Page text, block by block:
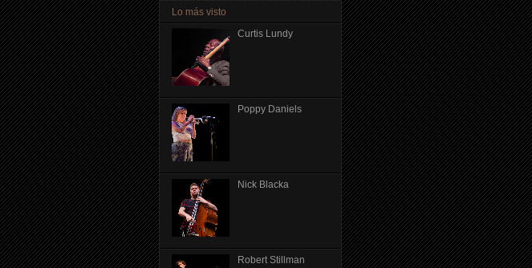
Lo más visto
Curtis Lundy
Poppy Daniels
Nick Blacka
Robert Stillman